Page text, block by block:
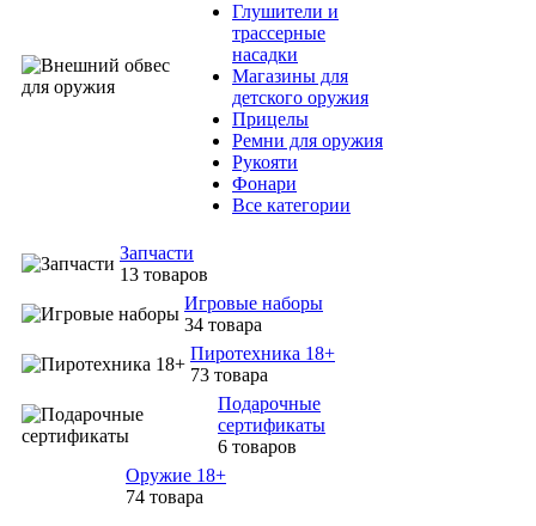
Глушители и
трассерные
насадки
Магазины для
детского оружия
Прицелы
Ремни для оружия
Рукояти
Фонари
Все категории
Запчасти
13 товаров
Игровые наборы
34 товара
Пиротехника 18+
73 товара
Подарочные
сертификаты
6 товаров
Оружие 18+
74 товара